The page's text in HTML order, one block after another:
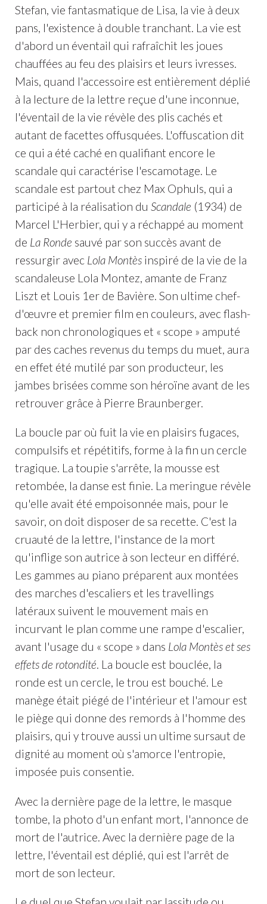
Stefan, vie fantasmatique de Lisa, la vie à deux
pans, l'existence à double tranchant. La vie est
d'abord un éventail qui rafraîchit les joues
chauffées au feu des plaisirs et leurs ivresses.
Mais, quand l'accessoire est entièrement déplié
à la lecture de la lettre reçue d'une inconnue,
l'éventail de la vie révèle des plis cachés et
autant de facettes offusquées. L'offuscation dit
ce qui a été caché en qualifiant encore le
scandale qui caractérise l'escamotage. Le
scandale est partout chez Max Ophuls, qui a
participé à la réalisation du Scandale (1934) de
Marcel L'Herbier, qui y a réchappé au moment
de La Ronde sauvé par son succès avant de
ressurgir avec Lola Montèsinspiré de la vie de la
scandaleuse Lola Montez, amante de Franz
Liszt et Louis 1er de Bavière. Son ultime chef-
d'œuvre et premier film en couleurs, avec flash-
back non chronologiques et « scope » amputé
par des caches revenus du temps du muet, aura
en effet été mutilé par son producteur, les
jambes brisées comme son héroïne avant de les
retrouver grâce à Pierre Braunberger.
La boucle par où fuit la vie en plaisirs fugaces,
compulsifs et répétitifs, forme à la fin un cercle
tragique. La toupie s'arrête, la mousse est
retombée, la danse est finie. La meringue révèle
qu'elle avait été empoisonnée mais, pour le
savoir, on doit disposer de sa recette. C'est la
cruauté de la lettre, l'instance de la mort
qu'inflige son autrice à son lecteur en différé.
Les gammes au piano préparent aux montées
des marches d'escaliers et les travellings
latéraux suivent le mouvement mais en
incurvant le plan comme une rampe d'escalier,
avant l'usage du « scope » dans Lola Montès et ses
effets de rotondité. La boucle est bouclée, la
ronde est un cercle, le trou est bouché. Le
manège était piégé de l'intérieur et l'amour est
le piège qui donne des remords à l'homme des
plaisirs, qui y trouve aussi un ultime sursaut de
dignité au moment où s'amorce l'entropie,
imposée puis consentie.
Avec la dernière page de la lettre, le masque
tombe, la photo d'un enfant mort, l'annonce de
mort de l'autrice. Avec la dernière page de la
lettre, l'éventail est déplié, qui est l'arrêt de
mort de son lecteur.